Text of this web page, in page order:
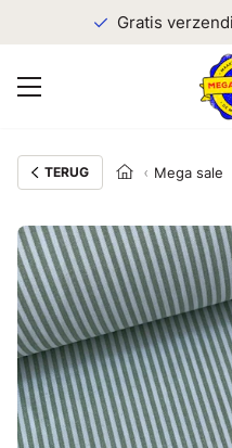
Gratis
TERUG Mega sale